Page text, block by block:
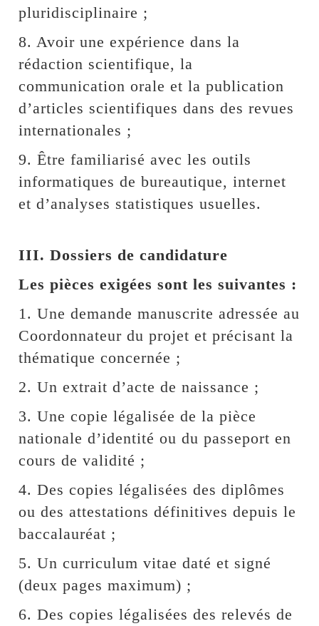
pluridisciplinaire ;
8. Avoir une expérience dans la
rédaction scientifique, la
communication orale et la publication
d’articles scientifiques dans des revues
internationales ;
9. Être familiarisé avec les outils
informatiques de bureautique, internet
et d’analyses statistiques usuelles.
III. Dossiers de candidature
Les pièces exigées sont les suivantes :
1. Une demande manuscrite adressée au
Coordonnateur du projet et précisant la
thématique concernée ;
2. Un extrait d’acte de naissance ;
3. Une copie légalisée de la pièce
nationale d’identité ou du passeport en
cours de validité ;
4. Des copies légalisées des diplômes
ou des attestations définitives depuis le
baccalauréat ;
5. Un curriculum vitae daté et signé
(deux pages maximum) ;
6. Des copies légalisées des relevés de